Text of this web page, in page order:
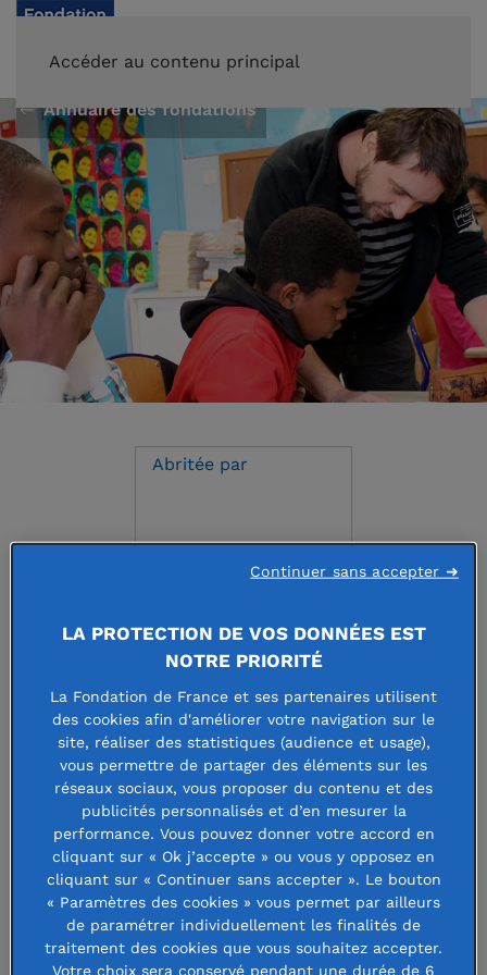
Accéder au contenu principal
Annuaire des fondations
Abritée par
FONDATION HENRI
MEILLÈRE
Faire un don à cette fondation
La Fondation Henri Meillere est
dédiée à l’éducation et l’instruction
LA PROTECTION DE VOS DONNÉES EST
NOTRE PRIORITÉ
La Fondation de France et ses partenaires utilisent
des cookies afin d'améliorer votre navigation sur le
site, réaliser des statistiques (audience et usage),
vous permettre de partager des éléments sur les
réseaux sociaux, vous proposer du contenu et des
publicités personnalisés et d’en mesurer la
performance. Vous pouvez donner votre accord en
cliquant sur « Ok j’accepte » ou vous y opposez en
cliquant sur « Continuer sans accepter ». Le bouton
« Paramètres des cookies » vous permet par ailleurs
de paramétrer individuellement les finalités de
traitement des cookies que vous souhaitez accepter.
Votre choix sera conservé pendant une durée de 6
Continuer sans accepter ➜